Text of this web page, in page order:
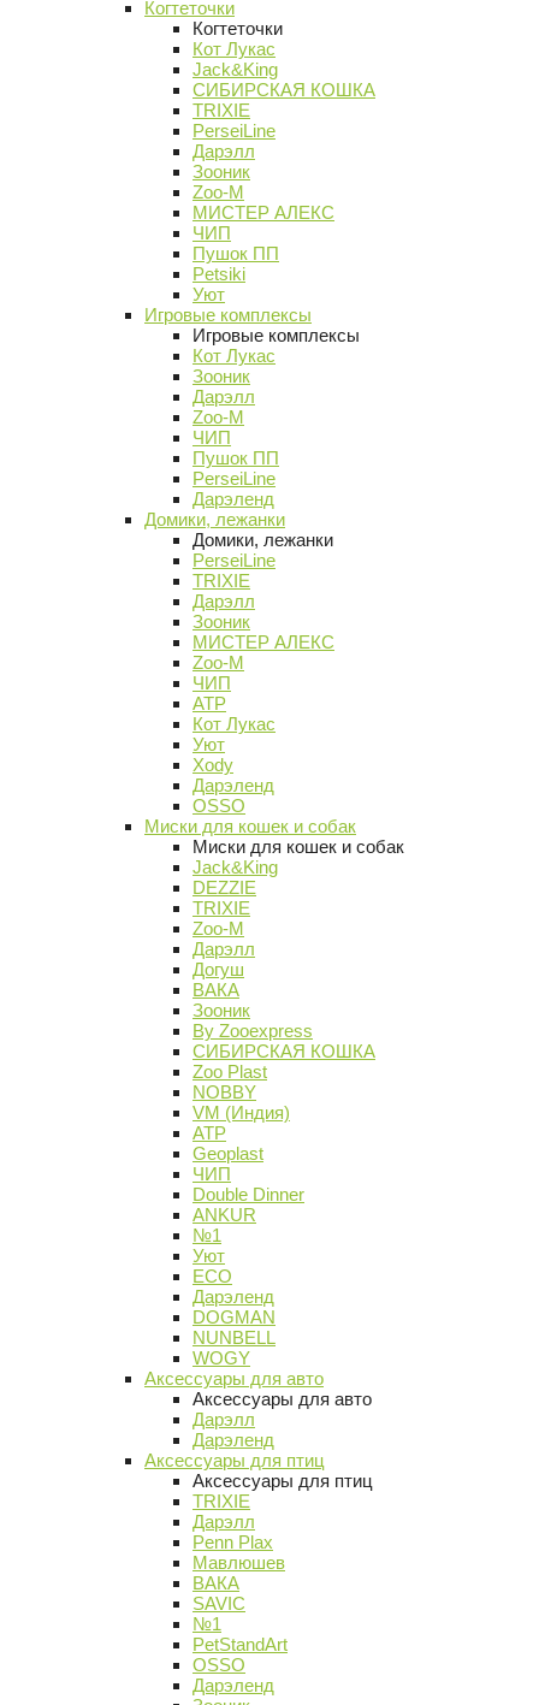
Когтеточки
Когтеточки
Кот Лукас
Jack&King
СИБИРСКАЯ КОШКА
TRIXIE
PerseiLine
Дарэлл
Зооник
Zoo-M
МИСТЕР АЛЕКС
ЧИП
Пушок ПП
Petsiki
Уют
Игровые комплексы
Игровые комплексы
Кот Лукас
Зооник
Дарэлл
Zoo-M
ЧИП
Пушок ПП
PerseiLine
Дарэленд
Домики, лежанки
Домики, лежанки
PerseiLine
TRIXIE
Дарэлл
Зооник
МИСТЕР АЛЕКС
Zoo-M
ЧИП
АТР
Кот Лукас
Уют
Xody
Дарэленд
OSSO
Миски для кошек и собак
Миски для кошек и собак
Jack&King
DEZZIE
TRIXIE
Zoo-M
Дарэлл
Догуш
ВАКА
Зооник
By Zooexpress
СИБИРСКАЯ КОШКА
Zoo Plast
NOBBY
VM (Индия)
АТР
Geoplast
ЧИП
Double Dinner
ANKUR
№1
Уют
ECO
Дарэленд
DOGMAN
NUNBELL
WOGY
Аксессуары для авто
Аксессуары для авто
Дарэлл
Дарэленд
Аксессуары для птиц
Аксессуары для птиц
TRIXIE
Дарэлл
Penn Plax
Мавлюшев
ВАКА
SAVIC
№1
PetStandArt
OSSO
Дарэленд